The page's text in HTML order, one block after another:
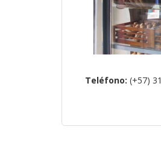
Teléfono: (+57)